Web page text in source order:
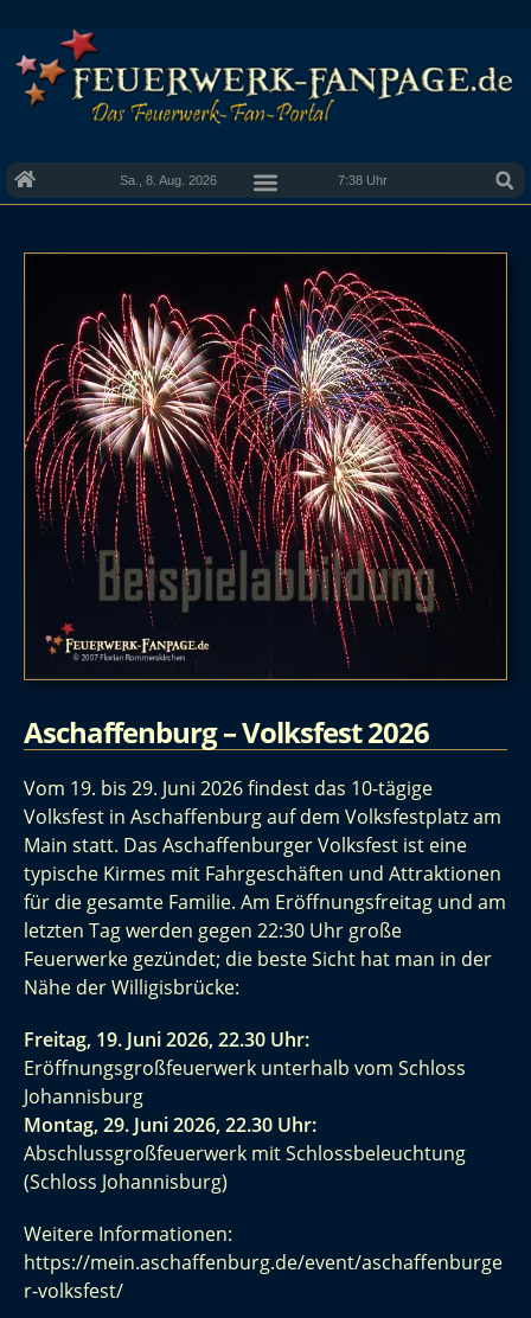
Sa., 8. Aug. 2026 7:38 Uhr
Aschaffenburg – Volksfest 2026
Vom 19. bis 29. Juni 2026 findest das 10-tägige
Volksfest in Aschaffenburg auf dem Volksfestplatz am
Main statt. Das Aschaffenburger Volksfest ist eine
typische Kirmes mit Fahrgeschäften und Attraktionen
für die gesamte Familie. Am Eröffnungsfreitag und am
letzten Tag werden gegen 22:30 Uhr große
Feuerwerke gezündet; die beste Sicht hat man in der
Nähe der Willigisbrücke:
Freitag, 19. Juni 2026, 22.30 Uhr:
Eröffnungsgroßfeuerwerk unterhalb vom Schloss
Johannisburg
Montag, 29. Juni 2026, 22.30 Uhr:
Abschlussgroßfeuerwerk mit Schlossbeleuchtung
(Schloss Johannisburg)
Weitere Informationen:
https://mein.aschaffenburg.de/event/aschaffenburge
r-volksfest/